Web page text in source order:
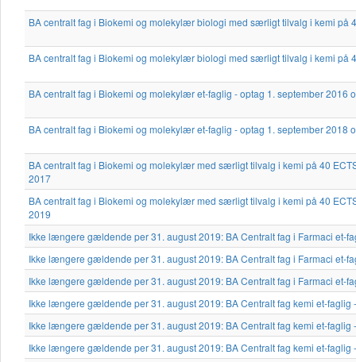
BA centralt fag i Biokemi og molekylær biologi med særligt tilvalg i kemi på
BA centralt fag i Biokemi og molekylær biologi med særligt tilvalg i kemi på
BA centralt fag i Biokemi og molekylær et-faglig - optag 1. september 2016
BA centralt fag i Biokemi og molekylær et-faglig - optag 1. september 2018
BA centralt fag i Biokemi og molekylær med særligt tilvalg i kemi på 40
2017
BA centralt fag i Biokemi og molekylær med særligt tilvalg i kemi på 40
2019
Ikke længere gældende per 31. august 2019: BA Centralt fag i Farmaci et-
Ikke længere gældende per 31. august 2019: BA Centralt fag i Farmaci et-
Ikke længere gældende per 31. august 2019: BA Centralt fag i Farmaci et-
Ikke længere gældende per 31. august 2019: BA Centralt fag kemi et-faglig
Ikke længere gældende per 31. august 2019: BA Centralt fag kemi et-faglig
Ikke længere gældende per 31. august 2019: BA Centralt fag kemi et-faglig